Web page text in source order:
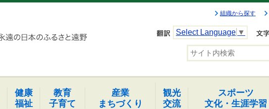
組織から探す
Select Language ▼
健康
福祉
教育
子育て
産業
まちづくり
観光
交流
スポーツ
文化・生涯学習